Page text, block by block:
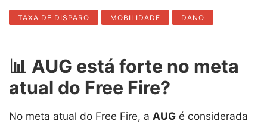
TAXA DE DISPARO MOBILIDADE DANO
📊 AUG está forte no meta
atual do Free Fire?
No meta atual do Free Fire, a AUG é considerada